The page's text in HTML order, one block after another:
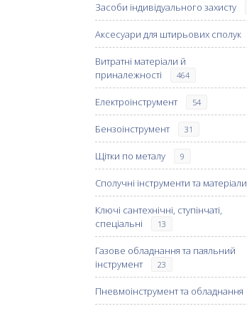
Засоби індивідуального захисту
Аксесуари для штирьових сполук
Витратні матеріали й
приналежності
464
Електроінструмент 54
Бензоінструмент 31
Щітки по металу 9
Сполучні інструменти та матеріали
Ключі сантехнічні, ступінчаті,
спеціальні
13
Газове обладнання та паяльний
інструмент
23
Пневмоінструмент та обладнання